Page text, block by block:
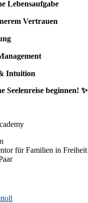
Lebensaufgabe
Vertrauen
Intuition
Seelenreise beginnen! ✨
für Familien in Freiheit